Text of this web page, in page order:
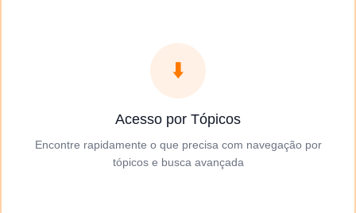
⬇️
Acesso por Tópicos
Encontre rapidamente o que precisa com navegação por
tópicos e busca avançada